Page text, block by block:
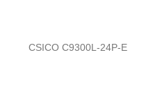
CSICO C9300L-24P-E